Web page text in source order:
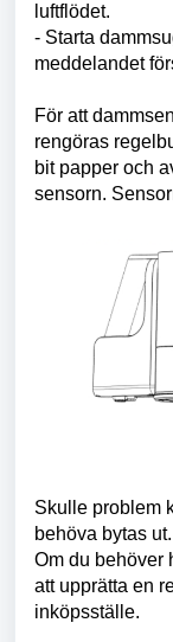
luftflödet.
- Starta
meddelandet
För att
rengöras
bit papper och
sensorn.
Skulle problem
behöva bytas ut.
Om du behöver
att upprätta en
inköpsställe.